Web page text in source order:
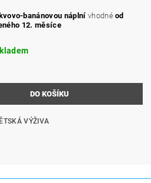
banánovou náplní vhodnéod
12. měsíce
VÝŽIVA